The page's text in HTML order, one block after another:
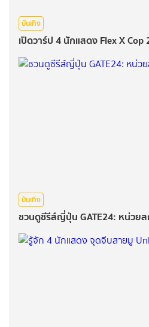
บันเทิง
เปิดวาร์ป 4 นักแสดง Flex X Cop
บันเทิง
ชวนดูซีรีส์ญี่ปุ่น GATE24: หน่วย